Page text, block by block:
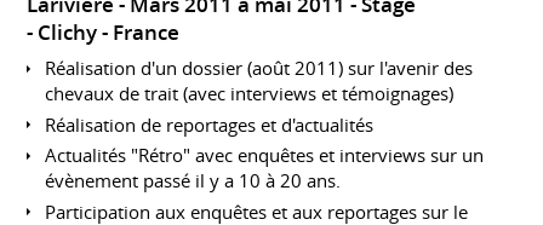
Clichy
France
Réalisation d'un dossier (août 2011) sur l'avenir des
chevaux de trait (avec interviews et témoignages)
Réalisation de reportages et d'actualités
Actualités "Rétro" avec enquêtes et interviews sur un
évènement passé il y a 10 à 20 ans.
Participation aux enquêtes et aux reportages sur le